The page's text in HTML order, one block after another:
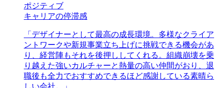
ポジティブ
キャリアの停滞感
「 デザイナーとして最高の成長環境。多様なクライア
ントワークや新規事業立ち上げに挑戦できる機会があ
り、経営陣もそれを後押ししてくれる。組織崩壊を乗
り越えた強いカルチャーと熱量の高い仲間がおり、退
職後も全力でおすすめできるほど感謝している素晴ら
しい会社。
」